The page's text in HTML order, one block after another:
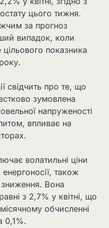
цього тижня.
за прогноз
випадок, коли
показника
свідчить про те, що
зумовлена
напруженості
впливає на
волатильні ціни
також
Вона
з 2,7% у квітні, що
обчисленні
0,1%.